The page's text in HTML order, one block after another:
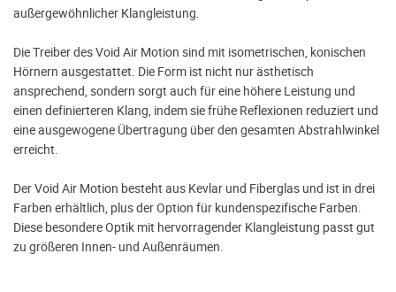
außergewöhnlicher Klangleistung.
Die Treiber des Void Air Motion sind mit isometrischen, konischen
Hörnern ausgestattet. Die Form ist nicht nur ästhetisch
ansprechend, sondern sorgt auch für eine höhere Leistung und
einen definierteren Klang, indem sie frühe Reflexionen reduziert und
eine ausgewogene Übertragung über den gesamten Abstrahlwinkel
erreicht.
Der Void Air Motion besteht aus Kevlar und Fiberglas und ist in drei
Farben erhältlich, plus der Option für kundenspezifische Farben.
Diese besondere Optik mit hervorragender Klangleistung passt gut
zu größeren Innen- und Außenräumen.